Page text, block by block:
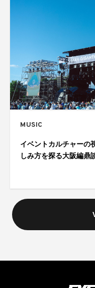
MUSIC
イベントカルチャーの
しみ方を探る大阪編鼎